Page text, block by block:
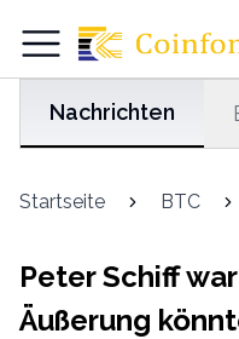
Nachrichten
Startseite BTC
Peter Schiff
Äußerung